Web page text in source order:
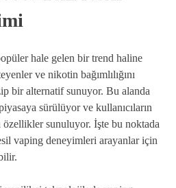
hale gelen bir trend haline
ve nikotin bağımlılığını
bir alternatif sunuyor. Bu alanda
sürülüyor ve kullanıcıların
sunuluyor. İşte bu noktada
vaping deneyimleri arayanlar için